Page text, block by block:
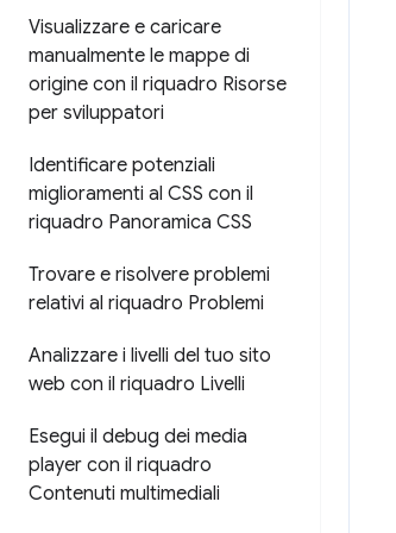
Visualizzare e caricare
manualmente le mappe di
origine con il riquadro Risorse
per sviluppatori
Identificare potenziali
miglioramenti al CSS con il
riquadro Panoramica CSS
Trovare e risolvere problemi
relativi al riquadro Problemi
Analizzare i livelli del tuo sito
web con il riquadro Livelli
Esegui il debug dei media
player con il riquadro
Contenuti multimediali